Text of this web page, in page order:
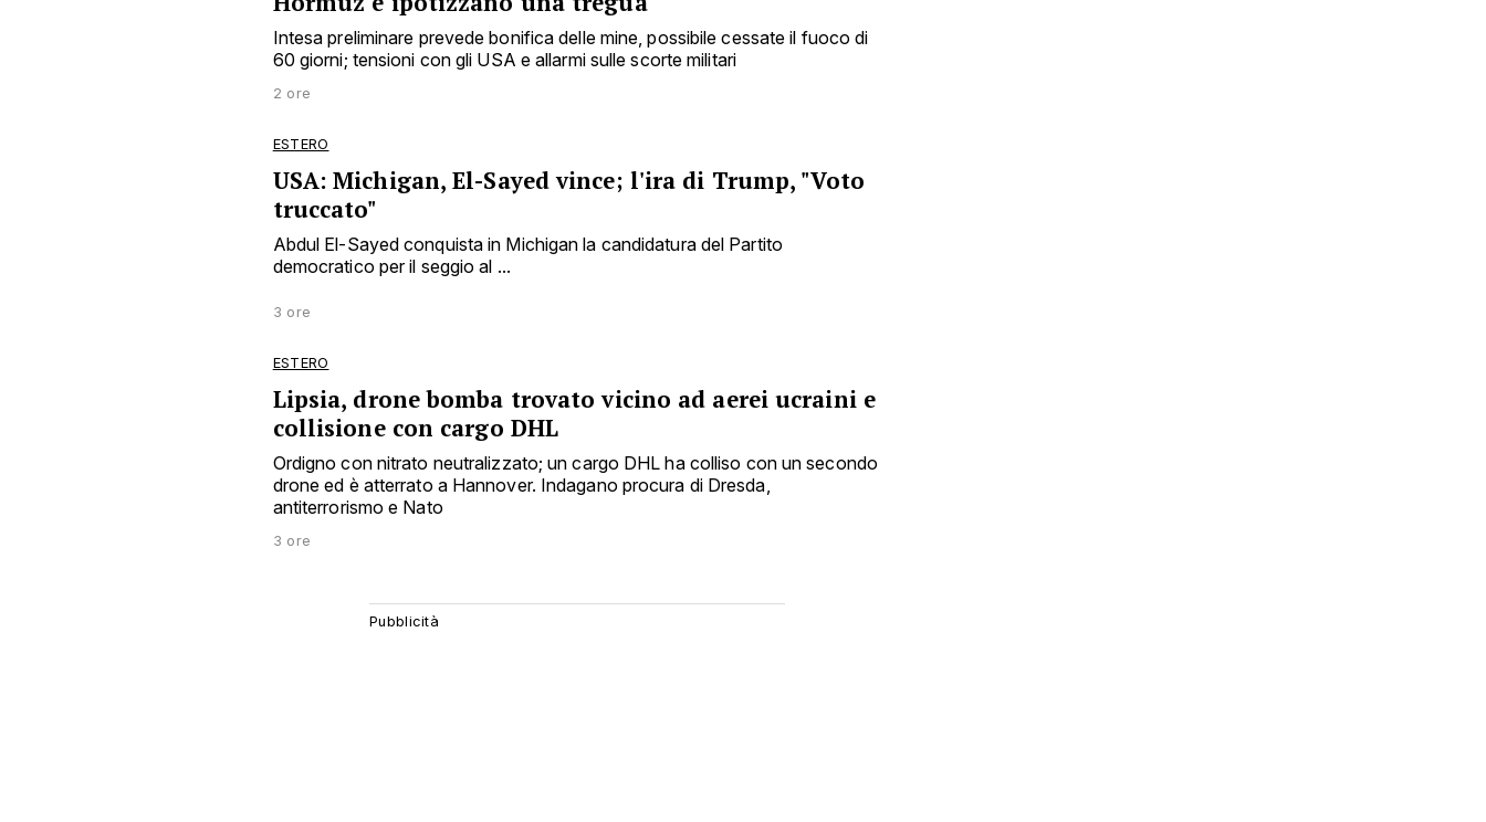
Intesa preliminare prevede bonifica delle mine, possibile cessate il fuoco di
60 giorni; tensioni con gli USA e allarmi sulle scorte militari
2 ore
ESTERO
USA: Michigan, El-Sayed vince; l'ira di Trump, "Voto
truccato"
Abdul El-Sayed conquista in Michigan la candidatura del Partito
democratico per il seggio al ...
3 ore
ESTERO
Lipsia, drone bomba trovato vicino ad aerei ucraini e
collisione con cargo DHL
Ordigno con nitrato neutralizzato; un cargo DHL ha colliso con un secondo
drone ed è atterrato a Hannover. Indagano procura di Dresda,
antiterrorismo e Nato
3 ore